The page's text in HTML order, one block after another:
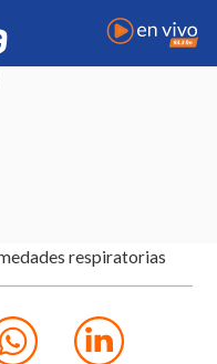
respiratorias